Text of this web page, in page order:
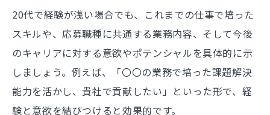
20代で経験が浅い場合でも、これまでの仕事で培った
スキルや、応募職種に共通する業務内容、そして今後
のキャリアに対する意欲やポテンシャルを具体的に示
しましょう。例えば、「〇〇の業務で培った課題解決
能力を活かし、貴社で貢献したい」といった形で、経
験と意欲を結びつけると効果的です。